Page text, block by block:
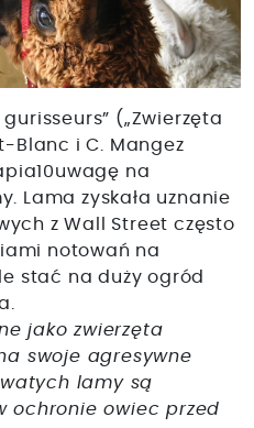
(„Zwierzęta
Blanc i C. Mangez
na
Lama zyskała uznanie
z Wall Street często
notowań na
stać na duży ogród
jako zwierzęta
swoje agresywne
lamy są
ochronie owiec przed